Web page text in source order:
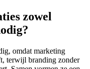
zowel
omdat marketing
terwijl branding zonder